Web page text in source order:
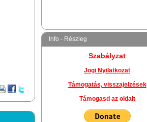
Info - Részleg
Szabályzat
Jogi Nyilatkozat
Támogatás, visszajelzések
Támogasd az oldalt